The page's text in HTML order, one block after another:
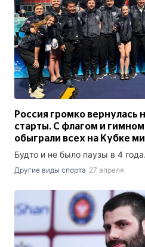
Россия громко
старты. С флагом и
обыграли всех на Кубке
Будто и не было паузы в 4 года.
Другие виды спорта 27 апреля